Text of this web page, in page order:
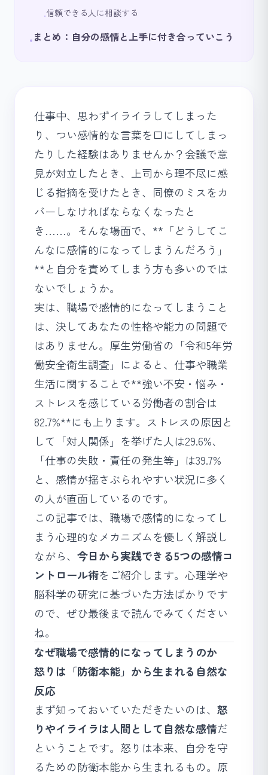
•信頼できる人に相談する
•まとめ：自分の感情と上手に付き合っていこう
仕事中、思わずイライラしてしまった
り、つい感情的な言葉を口にしてしまっ
たりした経験はありませんか？会議で意
見が対立したとき、上司から理不尽に感
じる指摘を受けたとき、同僚のミスをカ
バーしなければならなくなったと
き……。そんな場面で、**「どうしてこ
んなに感情的になってしまうんだろう」
**と自分を責めてしまう方も多いのでは
ないでしょうか。
実は、職場で感情的になってしまうこと
は、決してあなたの性格や能力の問題で
はありません。厚生労働省の「令和5年労
働安全衛生調査」によると、仕事や職業
生活に関することで**強い不安・悩み・
ストレスを感じている労働者の割合は
82.7%**にも上ります。ストレスの原因と
して「対人関係」を挙げた人は29.6%、
「仕事の失敗・責任の発生等」は39.7%
と、感情が揺さぶられやすい状況に多く
の人が直面しているのです。
この記事では、職場で感情的になってし
まう心理的なメカニズムを優しく解説し
ながら、 今日から実践できる5つの感情コ
ントロール術をご紹介します。心理学や
脳科学の研究に基づいた方法ばかりです
ので、ぜひ最後まで読んでみてください
ね。
なぜ職場で感情的になってしまうのか
怒りは「防衛本能」から生まれる自然な
反応
まず知っておいていただきたいのは、 怒
りやイライラは人間として自然な感情だ
ということです。怒りは本来、自分を守
るための防衛本能から生まれるもの。原